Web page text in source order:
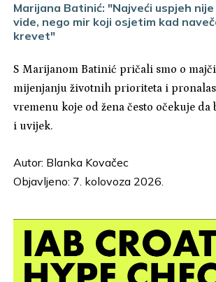
Marijana Batinić: "Najveći uspjeh
vide, nego mir koji osjetim kad
krevet"
S Marijanom Batinić pričali smo o
mijenjanju životnih prioriteta i
vremenu koje od žena često očekuje da
i uvijek.
Autor: Blanka Kovačec
Objavljeno: 7. kolovoza 2026.